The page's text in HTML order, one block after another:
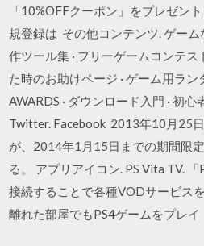
「10%OFFクーポン」をプレゼン
規登録は その他コンテンツ. ゲーム
作ツール集 · フリーゲームコンテス
た時のお助けページ · ゲーム用ラン
AWARDS · ダウンロード入門 · 初心
Twitter. Facebook 2013年10月25
が、2014年1月15日までの期間限
る。 アプリアイコン. PS Vita TV.
接続することで各種VODサービス
離れた部屋でもPS4ゲームをプレイ